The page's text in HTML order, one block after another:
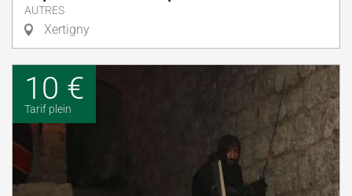
AUTRES
Xertigny
10 €
Tarif plein